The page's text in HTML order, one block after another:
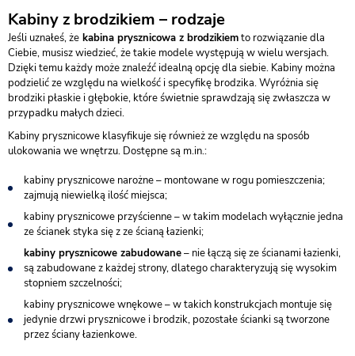
Kabiny z brodzikiem – rodzaje
Jeśli uznałeś, że kabina prysznicowa z brodzikiemto rozwiązanie dla
Ciebie, musisz wiedzieć, że takie modele występują w wielu wersjach.
Dzięki temu każdy może znaleźć idealną opcję dla siebie. Kabiny można
podzielić ze względu na wielkość i specyfikę brodzika. Wyróżnia się
brodziki płaskie i głębokie, które świetnie sprawdzają się zwłaszcza w
przypadku małych dzieci.
Kabiny prysznicowe klasyfikuje się również ze względu na sposób
ulokowania we wnętrzu. Dostępne są m.in.:
kabiny prysznicowe narożne – montowane w rogu pomieszczenia;
zajmują niewielką ilość miejsca;
kabiny prysznicowe przyścienne – w takim modelach wyłącznie jedna
ze ścianek styka się z ze ścianą łazienki;
kabiny prysznicowe zabudowane– nie łączą się ze ścianami łazienki,
są zabudowane z każdej strony, dlatego charakteryzują się wysokim
stopniem szczelności;
kabiny prysznicowe wnękowe – w takich konstrukcjach montuje się
jedynie drzwi prysznicowe i brodzik, pozostałe ścianki są tworzone
przez ściany łazienkowe.